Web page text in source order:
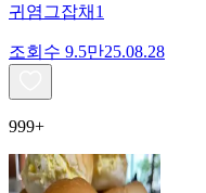
귀염그잡채1
조회수 9.5만25.08.28
999+